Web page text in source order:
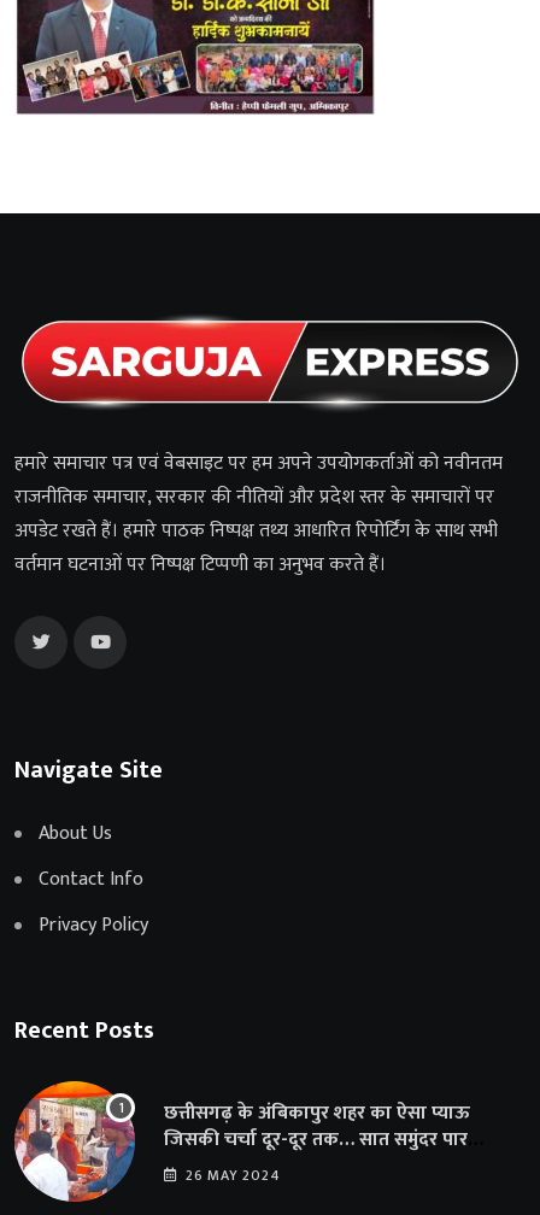
हमारे समाचार पत्र एवं वेबसाइट पर हम अपने उपयोगकर्ताओं को नवीनतम
राजनीतिक समाचार, सरकार की नीतियों और प्रदेश स्तर के समाचारों पर
अपडेट रखते हैं। हमारे पाठक निष्पक्ष तथ्य आधारित रिपोर्टिंग के साथ सभी
वर्तमान घटनाओं पर निष्पक्ष टिप्पणी का अनुभव करते हैं।
Navigate Site
About Us
Contact Info
Privacy Policy
Recent Posts
छत्तीसगढ़ के अंबिकापुर शहर का ऐसा प्याऊ
जिसकी चर्चा दूर-दूर तक… सात समुंदर पार
अमेरिका से भी पहुंचा सहयोग
26 MAY 2024